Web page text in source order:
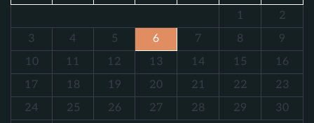
1
2
3
4 5 6 7 8
9
10
11 12 13 14 15
16
17
18 19 20 21 22
23
24
25 26 27 28 29
30